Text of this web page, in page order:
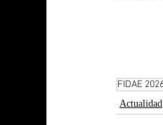
FIDAE
Actualidad